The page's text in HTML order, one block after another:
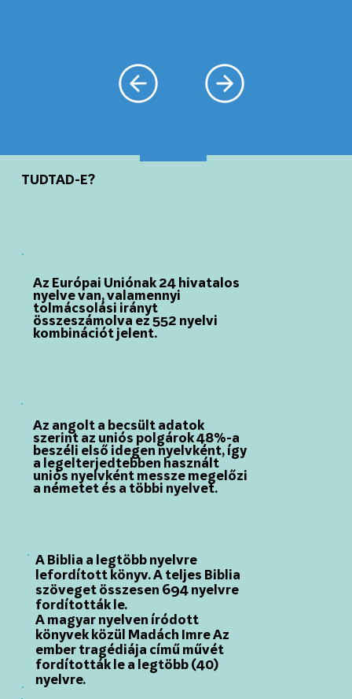
A Biblia a legtöbb nyelvre
lefordított könyv. A teljes Biblia
szöveget összesen 694 nyelvre
fordították le.
A magyar nyelven íródott
könyvek közül Madách Imre Az
ember tragédiája című művét
fordították le a legtöbb (40)
nyelvre.
Az angolt a becsült adatok
szerint az uniós polgárok 48%-a
beszéli első idegen nyelvként, így
a legelterjedtebben használt
uniós nyelvként messze megelőzi
a németet és a többi nyelvet.
Az Európai Uniónak 24 hivatalos
nyelve van, valamennyi
tolmácsolási irányt
összeszámolva ez 552 nyelvi
kombinációt jelent.
TUDTAD-E?